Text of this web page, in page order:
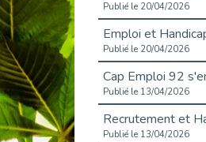
Publié le 20/04/2026
Publié le 20/04/2026
Publié le 13/04/2026
Publié le 13/04/2026